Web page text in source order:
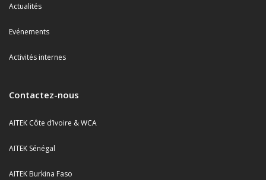
Actualités
Evénements
Activités internes
Contactez-nous
AITEK Côte d’Ivoire & WCA
AITEK Sénégal
AITEK Burkina Faso